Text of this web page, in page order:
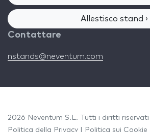
Allestisco stand ›
Contattare
nstands@neventum.com
2026 Neventum S.L. Tutti i diritti riservati
Politica della Privacy
Politica sui Cookie